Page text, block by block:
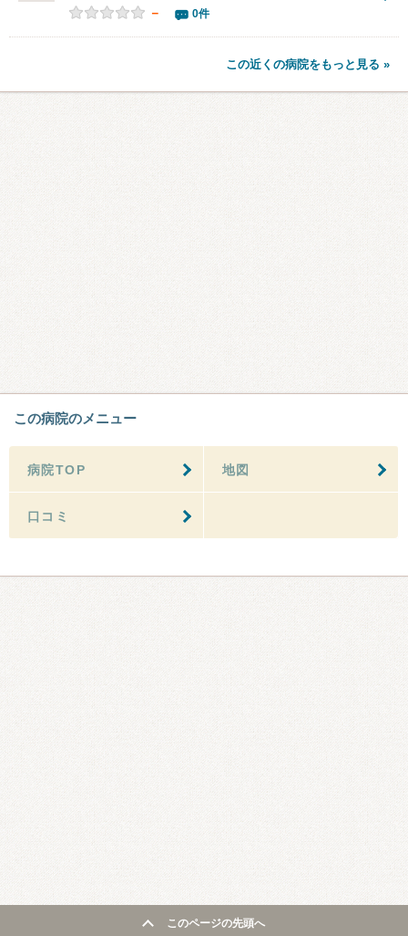
－ 0件
この近くの病院をもっと見る »
この病院のメニュー
病院TOP 地図
口コミ
このページの先頭へ